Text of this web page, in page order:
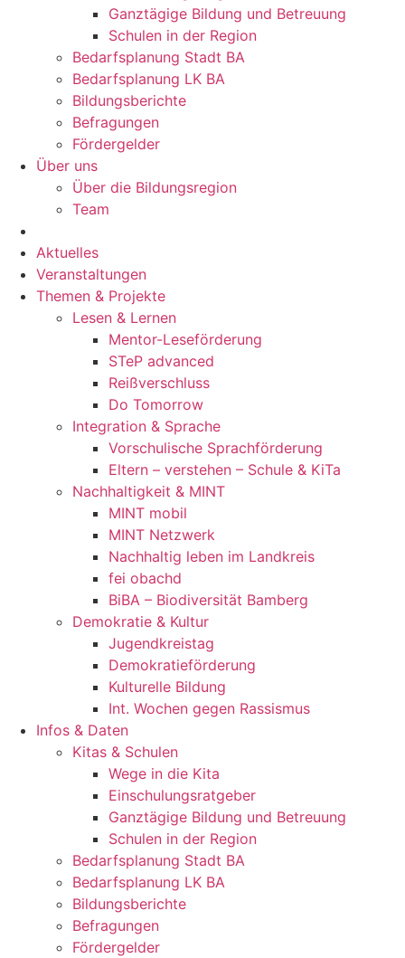
Ganztägige Bildung und Betreuung
Schulen in der Region
Bedarfsplanung Stadt BA
Bedarfsplanung LK BA
Bildungsberichte
Befragungen
Förder­gelder
Über uns
Über die Bildungsregion
Team
Aktuelles
Veranstaltungen
Themen & Projekte
Lesen & Lernen
Mentor-Leseförderung
STeP advanced
Reißverschluss
Do Tomorrow
Integration & Sprache
Vorschulische Sprachförderung
Eltern – verstehen – Schule & KiTa
Nachhaltigkeit & MINT
MINT mobil
MINT Netzwerk
Nachhaltig leben im Landkreis
fei obachd
BiBA – Biodiversität Bamberg
Demokratie & Kultur
Jugendkreistag
Demokratieförderung
Kulturelle Bildung
Int. Wochen gegen Rassismus
Infos & Daten
Kitas & Schulen
Wege in die Kita
Einschulungsratgeber
Ganztägige Bildung und Betreuung
Schulen in der Region
Bedarfsplanung Stadt BA
Bedarfsplanung LK BA
Bildungsberichte
Befragungen
Förder­gelder